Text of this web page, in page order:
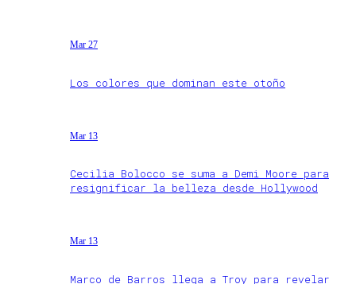
Mar 27
Los colores que dominan este otoño
Mar 13
Cecilia Bolocco se suma a Demi Moore para
resignificar la belleza desde Hollywood
Mar 13
Marco de Barros llega a Troy para revelar